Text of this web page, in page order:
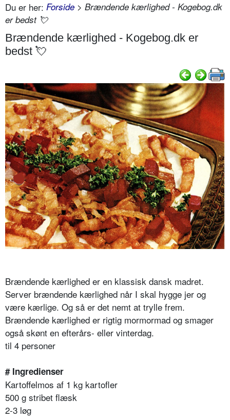
Du er her: Forside > Brændende kærlighed - Kogebog.dk
er bedst 💘
Brændende kærlighed - Kogebog.dk er
bedst 💘
Brændende kærlighed er en klassisk dansk madret.
Server brændende kærlighed når I skal hygge jer og
være kærlige. Og så er det nemt at trylle frem.
Brændende kærlighed er rigtig mormormad og smager
også skønt en efterårs- eller vinterdag.
til 4 personer
# Ingredienser
Kartoffelmos af 1 kg kartofler
500 g stribet flæsk
2-3 løg